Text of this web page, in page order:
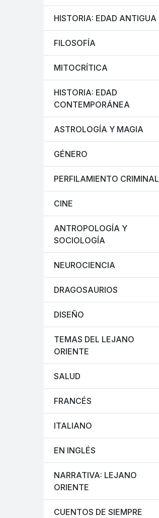
HISTORIA: EDAD ANTIGUA
FILOSOFÍA
MITOCRÍTICA
HISTORIA: EDAD
CONTEMPORÁNEA
ASTROLOGÍA Y MAGIA
GÉNERO
PERFILAMIENTO CRIMINAL
CINE
ANTROPOLOGÍA Y
SOCIOLOGÍA
NEUROCIENCIA
DRAGOSAURIOS
DISEÑO
TEMAS DEL LEJANO
ORIENTE
SALUD
FRANCÉS
ITALIANO
EN INGLÉS
NARRATIVA: LEJANO
ORIENTE
CUENTOS DE SIEMPRE